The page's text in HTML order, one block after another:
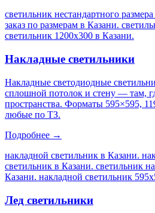
светильник нестандартного
заказ по размерам в Казани.
светильник 1200х300 в Казани.
Накладные светильники
Накладные светодиодные
сплошной потолок и стену — там,
пространства. Форматы 595×595,
любые по ТЗ.
Подробнее →
накладной светильник в Казани.
светильник в Казани. светильник
Казани. накладной светильник
Лед светильники